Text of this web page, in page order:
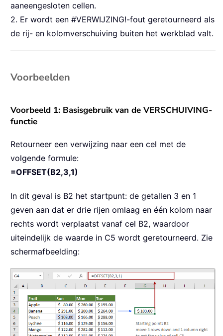
aaneengesloten cellen.
2. Er wordt een #VERWIJZING!-fout geretourneerd als
de rij- en kolomverschuiving buiten het werkblad valt.
Voorbeelden
Voorbeeld 1: Basisgebruik van de VERSCHUIVING-
functie
Retourneer een verwijzing naar een cel met de
volgende formule:
=OFFSET(B2,3,1)
In dit geval is B2 het startpunt: de getallen 3 en 1
geven aan dat er drie rijen omlaag en één kolom naar
rechts wordt verplaatst vanaf cel B2, waardoor
uiteindelijk de waarde in C5 wordt geretourneerd. Zie
schermafbeelding: